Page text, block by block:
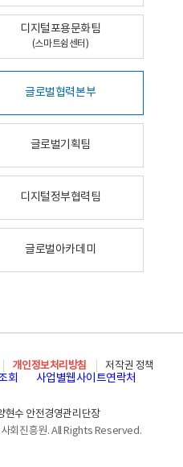
디지털포용문화팀
(스마트쉼센터)
글로벌협력본부
글로벌기획팀
디지털정부협력팀
글로벌아카데미
개인정보처리방침
저작권 정책
회 사업별웹사이트연락처
현수 안전경영관리단장
회진흥원. All Rights Reserved.